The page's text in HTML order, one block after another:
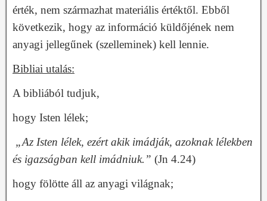
érték, nem származhat materiális értéktől. Ebből
következik, hogy az információ küldőjének nem
anyagi jellegűnek (szelleminek) kell lennie.
Bibliai utalás:
A bibliából tudjuk,
hogy Isten lélek;
„Az Isten lélek, ezért akik imádják, azoknak lélekben
és igazságban kell imádniuk.” (Jn 4.24)
hogy fölötte áll az anyagi világnak;